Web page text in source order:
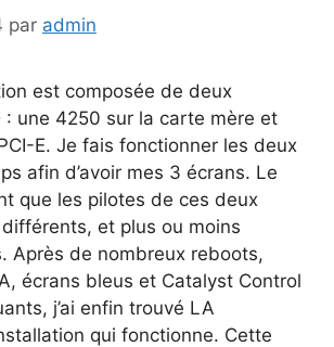
par admin
est composée de deux
: une 4250 sur la carte mère et
E. Je fais fonctionner les deux
afin d’avoir mes 3 écrans. Le
que les pilotes de ces deux
et plus ou moins
Après de nombreux reboots,
écrans bleus et Catalyst Control
j’ai enfin trouvé LA
qui fonctionne. Cette